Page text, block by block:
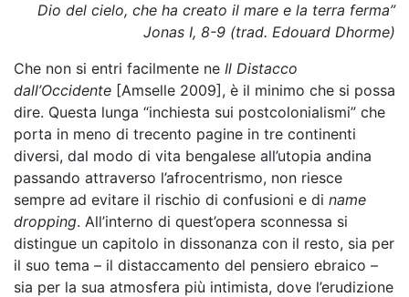
Dio del cielo, che ha creato il mare e la terra ferma”
Jonas I, 8-9 (trad. Edouard Dhorme)
Che non si entri facilmente ne Il Distacco
dall’Occidente [Amselle 2009], è il minimo che si possa
dire. Questa lunga “inchiesta sui postcolonialismi” che
porta in meno di trecento pagine in tre continenti
diversi, dal modo di vita bengalese all’utopia andina
passando attraverso l’afrocentrismo, non riesce
sempre ad evitare il rischio di confusioni e di name
dropping. All’interno di quest’opera sconnessa si
distingue un capitolo in dissonanza con il resto, sia per
il suo tema – il distaccamento del pensiero ebraico –
sia per la sua atmosfera più intimista, dove l’erudizione